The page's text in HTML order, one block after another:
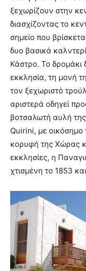
ξεχωρίζουν στην
διασχίζοντας το
σημείο που
δυο βασικά
Κάστρο. Το δρομάκι
εκκλησία, τη μονή
τον ξεχωριστό
αριστερά οδηγεί
βοτσαλωτή αυλή
Quirini, με οικόσημο
κορυφή της Χώρας
εκκλησίες, η
χτισμένη το 1853